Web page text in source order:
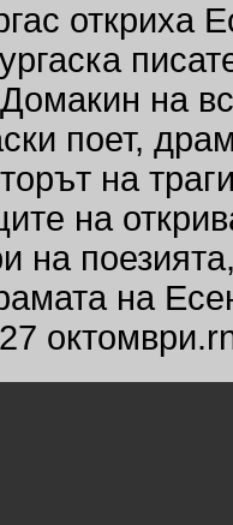
откриха
на
поет,
на
на
на
на